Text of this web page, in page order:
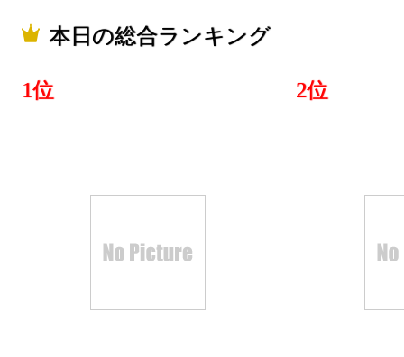
本日の総合ランキング
1位 2位